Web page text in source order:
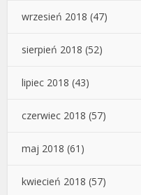
wrzesień 2018 (47)
sierpień 2018 (52)
lipiec 2018 (43)
czerwiec 2018 (57)
maj 2018 (61)
kwiecień 2018 (57)